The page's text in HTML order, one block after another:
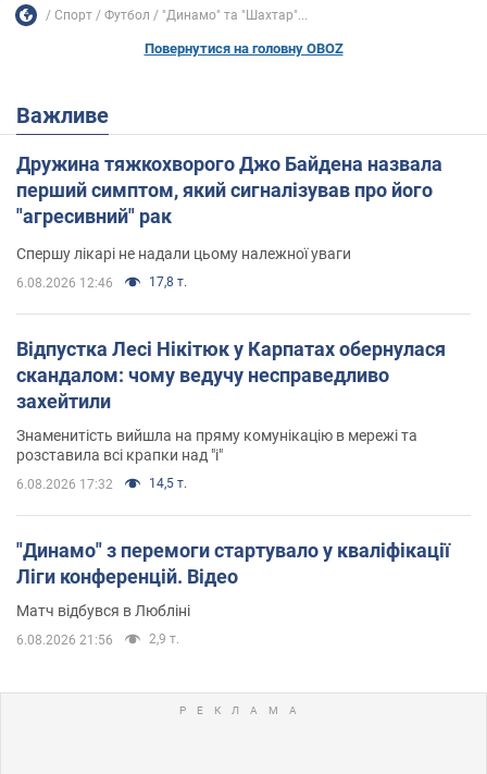
Спорт Футбол "Динамо" та "Шахтар"...
Повернутися на головну OBOZ
Важливе
Дружина тяжкохворого Джо Байдена назвала
перший симптом, який сигналізував про його
"агресивний" рак
Спершу лікарі не надали цьому належної уваги
6.08.2026 12:46 17,8 т.
Відпустка Лесі Нікітюк у Карпатах обернулася
скандалом: чому ведучу несправедливо
захейтили
Знаменитість вийшла на пряму комунікацію в мережі та
розставила всі крапки над "і"
6.08.2026 17:32 14,5 т.
"Динамо" з перемоги стартувало у кваліфікації
Ліги конференцій. Відео
Матч відбувся в Любліні
6.08.2026 21:56 2,9 т.